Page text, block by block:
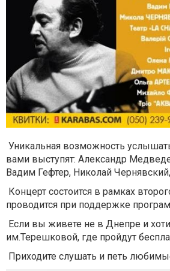
Уникальная возможность
вами выступят: Александр
Вадим Гефтер, Николай
Концерт состоится в рамках
проводится при поддержке
Если вы живете не в Днепре и
им.Терешковой, где пройдут
Приходите слушать и петь